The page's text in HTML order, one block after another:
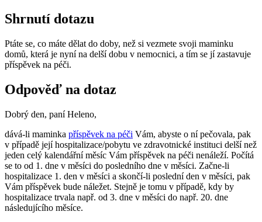
Shrnutí dotazu
Ptáte se, co máte dělat do doby, než si vezmete svoji maminku
domů, která je nyní na delší dobu v nemocnici, a tím se jí zastavuje
příspěvek na péči.
Odpověď na dotaz
Dobrý den, paní Heleno,
dává-li maminka příspěvek na péči Vám, abyste o ní pečovala, pak
v případě její hospitalizace/pobytu ve zdravotnické instituci delší než
jeden celý kalendářní měsíc Vám příspěvek na péči nenáleží. Počítá
se to od 1. dne v měsíci do posledního dne v měsíci. Začne-li
hospitalizace 1. den v měsíci a skončí-li poslední den v měsíci, pak
Vám příspěvek bude náležet. Stejně je tomu v případě, kdy by
hospitalizace trvala např. od 3. dne v měsíci do např. 20. dne
následujícího měsíce.